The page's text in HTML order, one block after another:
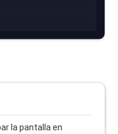
la pantalla en